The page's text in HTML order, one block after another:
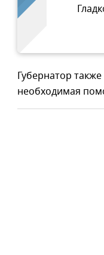
Губернатор
необходимая